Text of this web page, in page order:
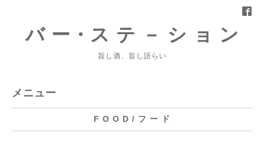
バ ー・ス テ － シ ョ ン
旨し酒、旨し語らい
メニュー
F O O D / フ ー ド